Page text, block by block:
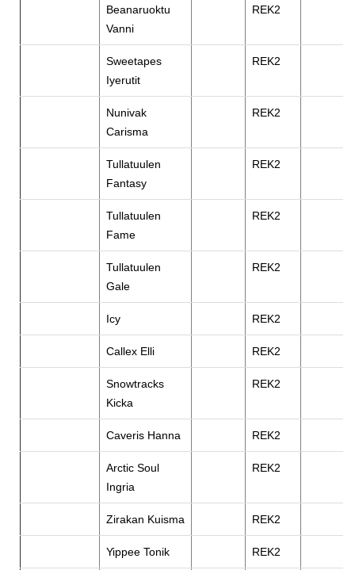
Beanaruoktu
Vanni
REK2
Sweetapes
Iyerutit
REK2
Nunivak
Carisma
REK2
Tullatuulen
Fantasy
REK2
Tullatuulen
Fame
REK2
Tullatuulen
Gale
REK2
Icy REK2
Callex Elli REK2
Snowtracks
Kicka
REK2
Caveris Hanna REK2
Arctic Soul
Ingria
REK2
Zirakan Kuisma REK2
Yippee Tonik REK2